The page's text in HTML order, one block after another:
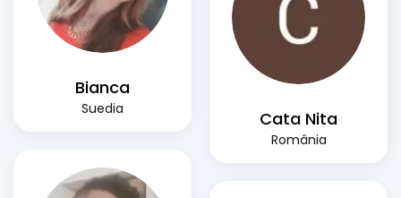
Bianca
Suedia Cata Nita
România